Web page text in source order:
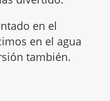
en el
en el agua
también.